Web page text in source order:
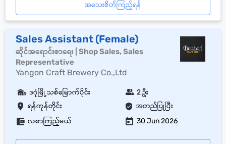
အသေးစိတ်ကြည့်ရန်
Sales Assistant (Female)
ဆိုင်အရောင်းစာရေး | Shop Sales, Sales
Representative
Yangon Craft Brewery Co.,Ltd
ရန်ကုန်တိုင်း အတည်ပြုပြီး
ဒဂုံမြို့သစ်မြောက်ပိုင်း 2 ဦး
လစာကြည့်မယ် 30 Jun 2026